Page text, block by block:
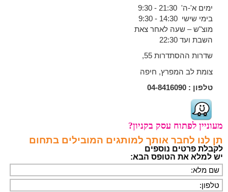
ימים א'-ה' 21:30 - 9:30
בימי שישי 14:30 - 9:30
מוצ"ש – שעה לאחר צאת
השבת ועד 22:30
שדרות ההסתדרות 55,
צומת לב המפרץ, חיפה
טלפון : 04-8416090
מעוניין לפתוח עסק בקניון?
תן לנו לחבר אותך למותגים המובילים בתחום
לקבלת פרטים נוספים
יש למלא את הטופס הבא: